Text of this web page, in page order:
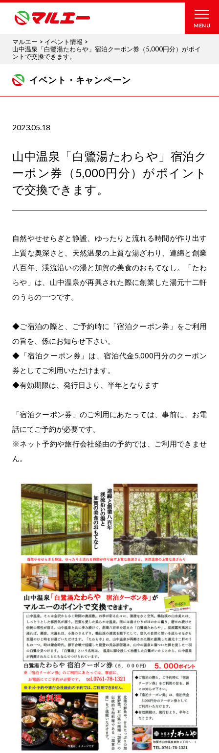
MENU
マルエー > イベント情報 >
山中温泉「白鷺湯たわらや」宿泊クーポン券（5,000円分）がポイ
ントで交換できます。
イベント・キャンペーン
2023.05.18
山中温泉「白鷺湯たわらや」宿泊ク
ーポン券（5,000円分）がポイント
で交換できます。
自然やせせらぎと静謐、ゆったりと流れる時間が作り出す
上質な奥深さと、天然温泉の上質な湯ざわり、連綿と創業
八百年、渓流沿いの湯と加賀の美食のおもてなし。「たわ
らや」は、山中温泉が再興された際に創業した湯元十二軒
のうちの一つです。
◆ご宿泊の際と、ご予約時に「宿泊クーポン券」をご利用
の旨を、係にお知らせ下さい。
◆「宿泊クーポン券」は、宿泊代金5,000円分のクーポン
券としてご利用いただけます。
◆有効期限は、発行日より、半年となります
「宿泊クーポン券」のご利用にあたっては、事前に、お電
話にてご予約が必要です。
※ネット予約や旅行会社経由の予約では、ご利用できませ
ん。